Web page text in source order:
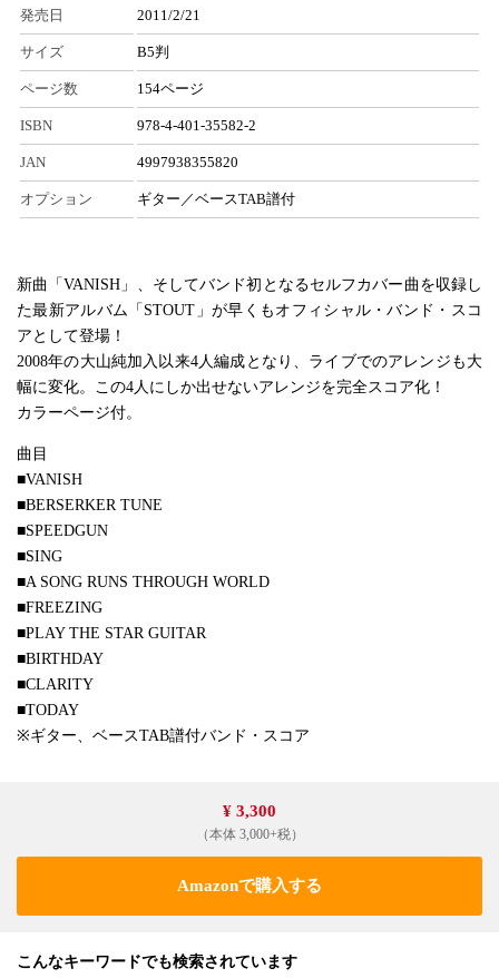
発売日 2011/2/21
サイズ B5判
ページ数 154ページ
ISBN 978-4-401-35582-2
JAN 4997938355820
オプション ギター／ベースTAB譜付
新曲「VANISH」、そしてバンド初となるセルフカバー曲を収録し
た最新アルバム「STOUT」が早くもオフィシャル・バンド・スコ
アとして登場！
2008年の大山純加入以来4人編成となり、ライブでのアレンジも大
幅に変化。この4人にしか出せないアレンジを完全スコア化！
カラーページ付。
曲目
■VANISH
■BERSERKER TUNE
■SPEEDGUN
■SING
■A SONG RUNS THROUGH WORLD
■FREEZING
■PLAY THE STAR GUITAR
■BIRTHDAY
■CLARITY
■TODAY
※ギター、ベースTAB譜付バンド・スコア
¥ 3,300
（本体 3,000+税）
Amazonで購入する
こんなキーワードでも検索されています